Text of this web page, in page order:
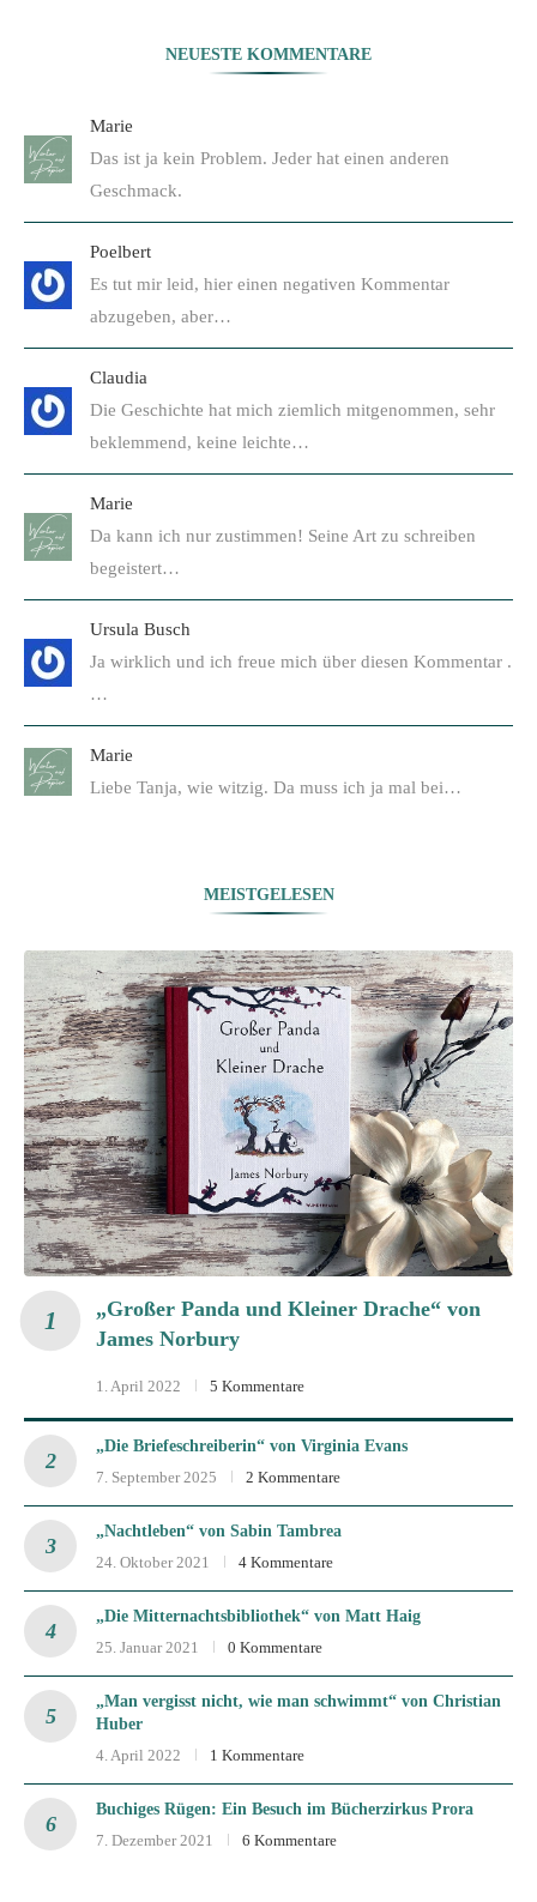
NEUESTE KOMMENTARE
Marie
Das ist ja kein Problem. Jeder hat einen anderen
Geschmack.
Poelbert
Es tut mir leid, hier einen negativen Kommentar
abzugeben, aber…
Claudia
Die Geschichte hat mich ziemlich mitgenommen, sehr
beklemmend, keine leichte…
Marie
Da kann ich nur zustimmen! Seine Art zu schreiben
begeistert…
Ursula Busch
Ja wirklich und ich freue mich über diesen Kommentar .
…
Marie
Liebe Tanja, wie witzig. Da muss ich ja mal bei…
MEISTGELESEN
„Großer Panda und Kleiner Drache“ von
James Norbury
1. April 2022 5 Kommentare
„Die Briefeschreiberin“ von Virginia Evans
7. September 2025
2 Kommentare
„Nachtleben“ von Sabin Tambrea
24. Oktober 2021
4 Kommentare
„Die Mitternachtsbibliothek“ von Matt Haig
25. Januar 2021
0 Kommentare
„Man vergisst nicht, wie man schwimmt“ von Christian
Huber
4. April 2022
1 Kommentare
Buchiges Rügen: Ein Besuch im Bücherzirkus Prora
7. Dezember 2021
6 Kommentare